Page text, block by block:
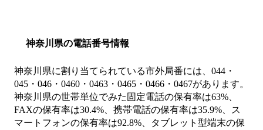
神奈川県の電話番号情報
神奈川県に割り当てられている市外局番には、044・
045・046・0460・0463・0465・0466・0467があります。
神奈川県の世帯単位でみた固定電話の保有率は63%、
FAXの保有率は30.4%、携帯電話の保有率は35.9%、ス
マートフォンの保有率は92.8%、タブレット型端末の保